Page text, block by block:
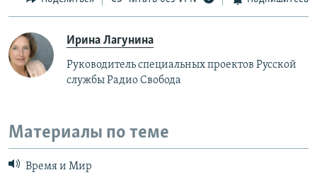
Ирина Лагунина
Руководитель специальных проектов Русской
службы Радио Свобода
Материалы по теме
Время и Мир